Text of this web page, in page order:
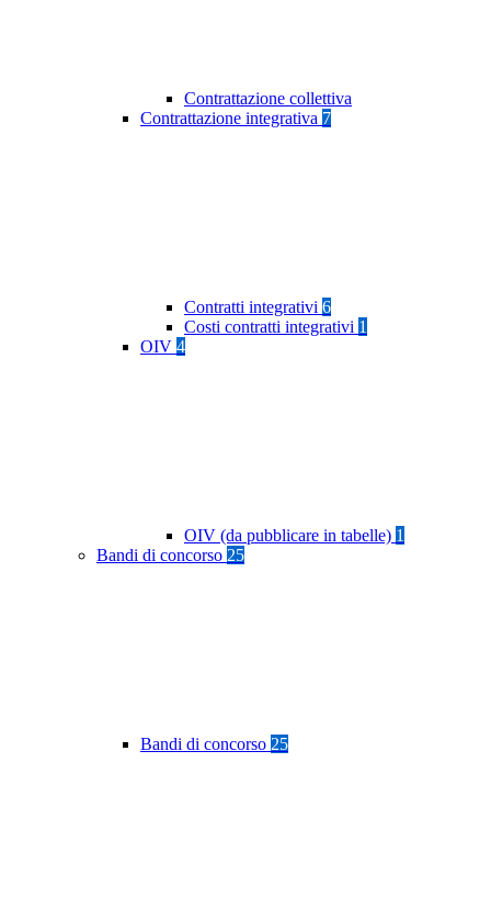
Contrattazione collettiva
Contrattazione integrativa 7
Contratti integrativi 6
Costi contratti integrativi 1
OIV 4
OIV (da pubblicare in tabelle) 1
Bandi di concorso 25
Bandi di concorso 25